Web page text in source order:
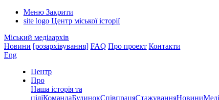
Меню Закрити
site logo Центр міської історії
Міський медіаархів
Новини [розархівування] FAQ Про проект Контакти
Eng
Центр
Про
Наша історія та
ціліКомандаБудинокСпівпрацяСтажуванняНовини